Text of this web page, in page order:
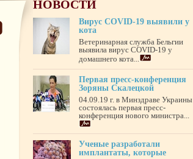
НОВОСТИ
Вирус COVID-19 выявили у
кота
Ветеринарная служба Бельгии
выявила вирус COVID-19 у
домашнего кота...
Первая пресс-конференция
Зоряны Скалецкой
04.09.19 г. в Минздраве Украины
состоялась первая пресс-
конференция нового министра...
Ученые разработали
имплантаты, которые